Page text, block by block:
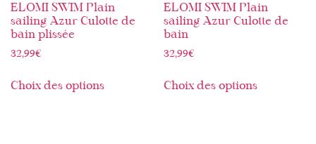
ELOMI SWIM Plain
sailing Azur Culotte de
bain plissée
32,99€
Choix des options
ELOMI SWIM Plain
sailing Azur Culotte de
bain
32,99€
Choix des options